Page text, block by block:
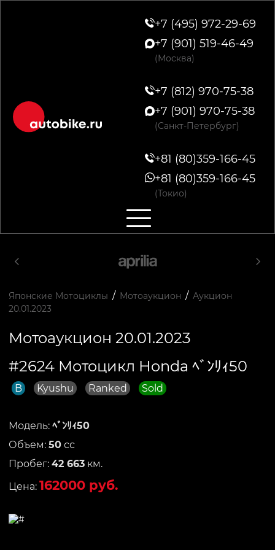
+7 (495) 972-29-69
+7 (901) 519-46-49
(Москва)
+7 (812) 970-75-38
+7 (901) 970-75-38
(Санкт-Петербург)
+81 (80)359-166-45
+81 (80)359-166-45
(Токио)
Японские Мотоциклы / Мотоаукцион / Аукцион
20.01.2023
Мотоаукцион 20.01.2023
#2624 Мотоцикл Honda ﾍﾞﾝﾘｨ50
B Kyushu Ranked Sold
Модель: ﾍﾞﾝﾘｨ50
Объем: 50 сс
Пробег: 42 663 км.
Цена: 162000 руб.